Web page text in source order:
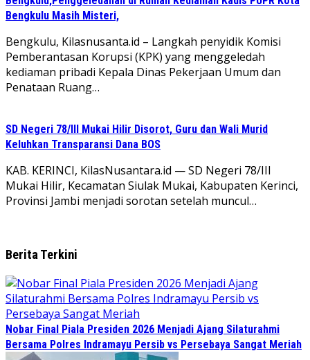
Bengkulu Masih Misteri,
Bengkulu, Kilasnusanta.id – Langkah penyidik Komisi
Pemberantasan Korupsi (KPK) yang menggeledah
kediaman pribadi Kepala Dinas Pekerjaan Umum dan
Penataan Ruang…
SD Negeri 78/III Mukai Hilir Disorot, Guru dan Wali Murid
Keluhkan Transparansi Dana BOS
KAB. KERINCI, KilasNusantara.id — SD Negeri 78/III
Mukai Hilir, Kecamatan Siulak Mukai, Kabupaten Kerinci,
Provinsi Jambi menjadi sorotan setelah muncul…
Berita Terkini
Nobar Final Piala Presiden 2026 Menjadi Ajang Silaturahmi
Bersama Polres Indramayu Persib vs Persebaya Sangat Meriah